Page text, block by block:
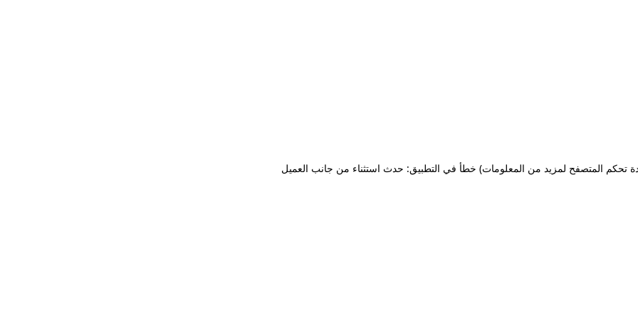
خطأ في التطبيق: حدث استثناء من جانب العميل تحكم المتصفح لمزيد من المعلومات)